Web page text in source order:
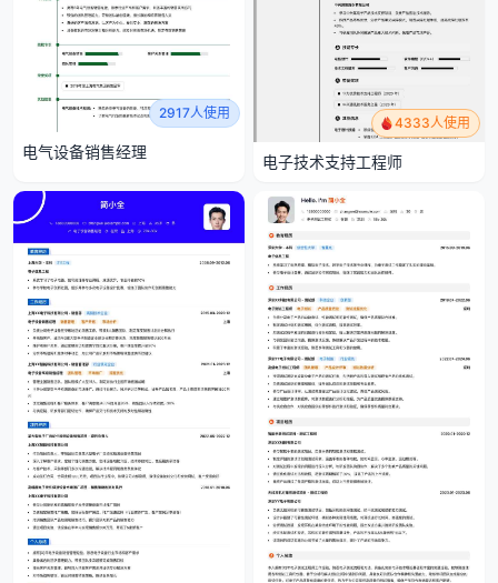
2917人使用
电气设备销售经理
4333人使用
电子技术支持工程师